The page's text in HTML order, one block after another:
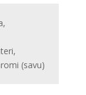
(savu)